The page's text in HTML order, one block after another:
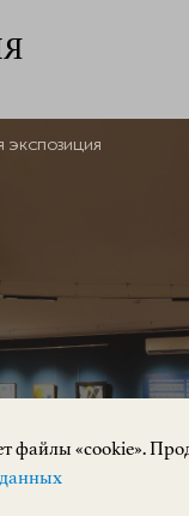
ЭКСПОЗИЦИЯ
файлы «cookie».